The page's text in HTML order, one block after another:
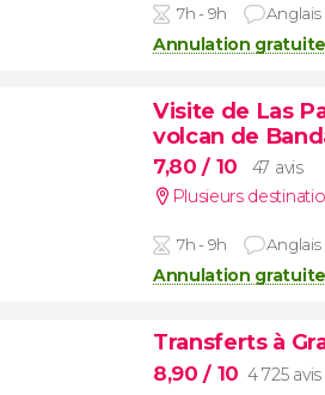
7h - 9h Anglais
Annulation gratuite
Visite de Las
volcan de
7,80/ 10
47 avis
Plusieurs
7h - 9h Anglais
Annulation gratuite
Transferts à
8,90/ 10 4 725 avis